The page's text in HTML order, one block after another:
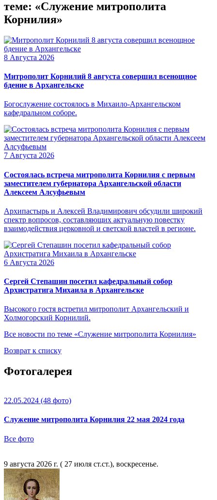
теме: «Служение митрополита
Корнилия»
8 Августа 2026
Митрополит Корнилий 8 августа совершил всенощное
бдение в Архангельске
Богослужение состоялось в Михаило-Архангельском
кафедральном соборе.
7 Августа 2026
Состоялась встреча митрополита Корнилия с первым
заместителем губернатора Архангельской области
Алексеем Алсуфьевым
Архипастырь и Алексей Владимирович обсудили широкий
спектр вопросов, составляющих актуальную повестку
взаимодействия церковной и светской властей в регионе.
6 Августа 2026
Сергей Степашин посетил кафедральный собор
Архистратига Михаила в Архангельске
Высокого гостя встретил митрополит Архангельский и
Холмогорский Корнилий.
Все новости по теме «Служение митрополита Корнилия»
Возврат к списку
Фотогалерея
22.05.2024 (48 фото)
Служение митрополита Корнилия 22 мая 2024 года
Все фото
9 августа 2026 г. ( 27 июля ст.ст.), воскресенье.